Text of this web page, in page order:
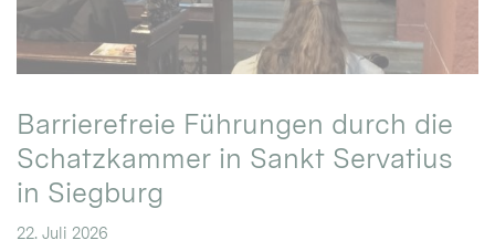
Barrierefreie Führungen durch die
Schatzkammer in Sankt Servatius
in Siegburg
22. Juli 2026